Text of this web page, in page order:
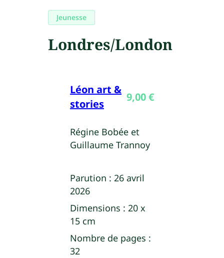
Jeunesse
Londres/London
Léon art &
stories
9,00€
Régine Bobée et
Guillaume Trannoy
Parution : 26 avril
2026
Dimensions : 20 x
15 cm
Nombre de pages :
32